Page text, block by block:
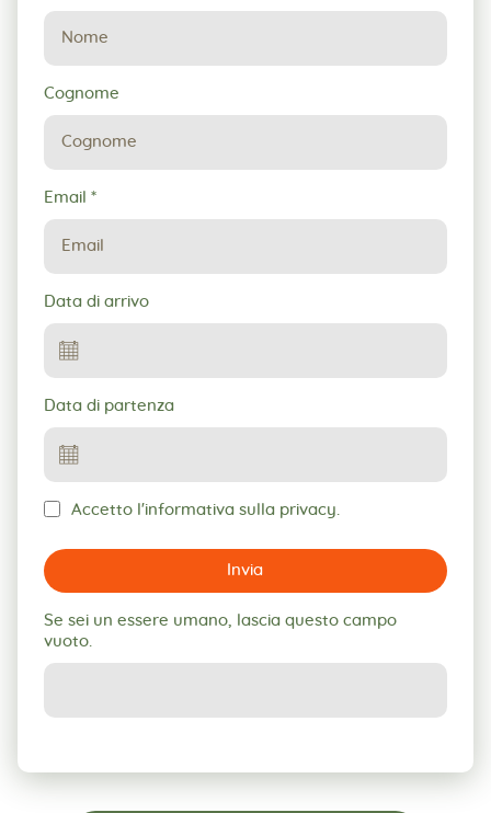
di
prenotazione
Cognome
Email *
Data di arrivo
Data di partenza
Accetto l'informativa sulla privacy.
Invia
Se sei un essere umano, lascia questo campo
vuoto.